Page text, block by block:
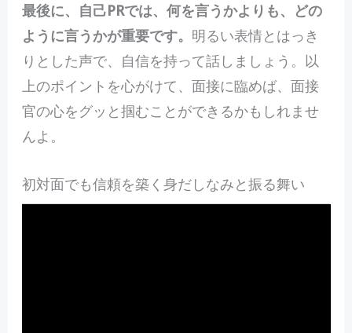
最後に、自己PRでは、何を言うかよりも、どの
ように言うかが重要です。 明るい表情とはっき
りとした声で、自信を持って話しましょう。以
上のポイントを心がけて、面接に臨めば、面接
官の心をグッと掴むことができるかもしれませ
んよ。
初対面でも信頼を築く身だしなみと振る舞い